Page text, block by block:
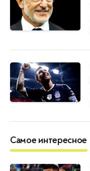
Самое интересное